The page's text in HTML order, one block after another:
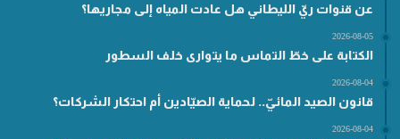
عن قنوات ريّ الليطاني هل عادت المياه إلى مجاريها؟
2026-08-05
الكتابة على خطّ التماس ما يتوارى خلف السطور
2026-08-04
قانون الصيد المائيّ.. لحماية الصيّادين أم احتكار الشركات؟
2026-08-04